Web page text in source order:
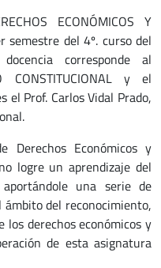
ECONÓMICOS Y
semestre del 4º. curso del
corresponde al
CONSTITUCIONAL y el
el Prof. Carlos Vidal Prado,
Derechos Económicos y
logre un aprendizaje del
una serie de
del reconocimiento,
derechos económicos y
de esta asignatura